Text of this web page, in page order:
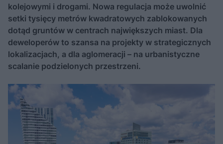
kolejowymi i drogami. Nowa regulacja może uwolnić
setki tysięcy metrów kwadratowych zablokowanych
dotąd gruntów w centrach największych miast. Dla
deweloperów to szansa na projekty w strategicznych
lokalizacjach, a dla aglomeracji – na urbanistyczne
scalanie podzielonych przestrzeni.